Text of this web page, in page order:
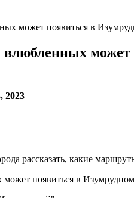
может появиться в
может
2023
рассказать, какие